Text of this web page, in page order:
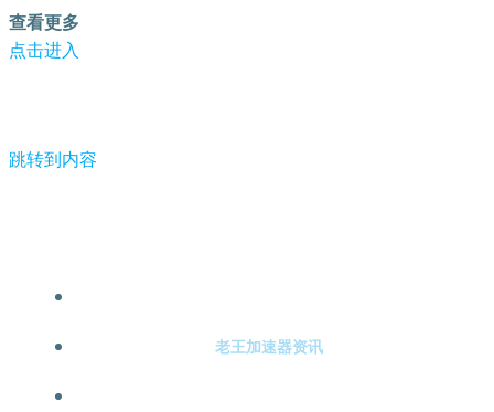
查看更多
点击进入
跳转到内容
老王加速器资讯